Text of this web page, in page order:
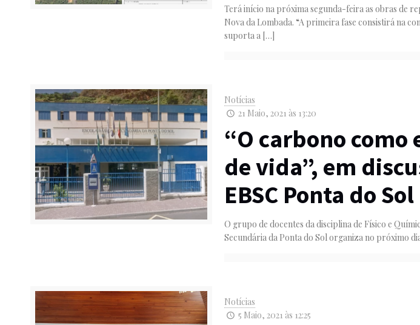
Terá início na próxima segunda-feira as obras de
Nova da Lombada. “A primeira fase consistirá na
suporta a […]
Notícias
21 Maio, 2021 às 13:20
“O carbono como
de vida”, em
EBSC Ponta do Sol
O grupo de docentes da disciplina de Físico e
Secundária da Ponta do Sol organiza no próximo
Notícias
5 Maio, 2021 às 12:25